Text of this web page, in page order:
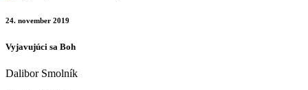
24. november 2019
Vyjavujúci sa Boh
Dalibor Smolník